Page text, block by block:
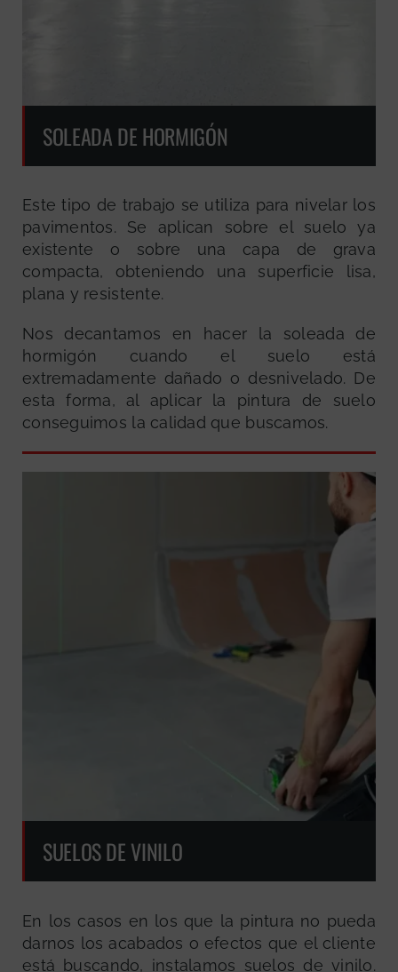
SOLEADA DE HORMIGÓN
Este tipo de trabajo se utiliza para nivelar los
pavimentos. Se aplican sobre el suelo ya
existente o sobre una capa de grava
compacta, obteniendo una superficie lisa,
plana y resistente.
Nos decantamos en hacer la soleada de
hormigón cuando el suelo está
extremadamente dañado o desnivelado. De
esta forma, al aplicar la pintura de suelo
conseguimos la calidad que buscamos.
SUELOS DE VINILO
En los casos en los que la pintura no pueda
darnos los acabados o efectos que el cliente
está buscando, instalamos suelos de vinilo.